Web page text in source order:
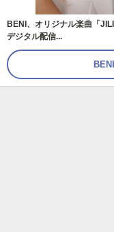
BENI、オリジナル楽曲「
デジタル配信...